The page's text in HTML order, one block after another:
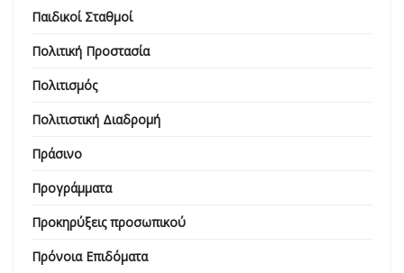
Παιδικοί Σταθμοί
Πολιτική Προστασία
Πολιτισμός
Πολιτιστική Διαδρομή
Πράσινο
Προγράμματα
Προκηρύξεις προσωπικού
Πρόνοια Επιδόματα